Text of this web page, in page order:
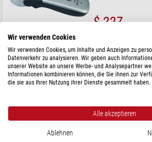
$ 227,-
Schweizer
Lupe Tech-Line Induktion,
bifokal
$ 218,-
versandfertig in
Wir verwenden Cookies
Wir verwenden Cookies, um Inhalte und Anzeigen zu
Datenverkehr zu analysieren. Wir geben auch
unserer Website an unsere Werbe- und Analysepartner
Informationen kombinieren können, die Sie ihnen zur
die sie aus Ihrer Nutzung ihrer Dienste gesammelt haben.
Alle akzeptieren
Ablehnen